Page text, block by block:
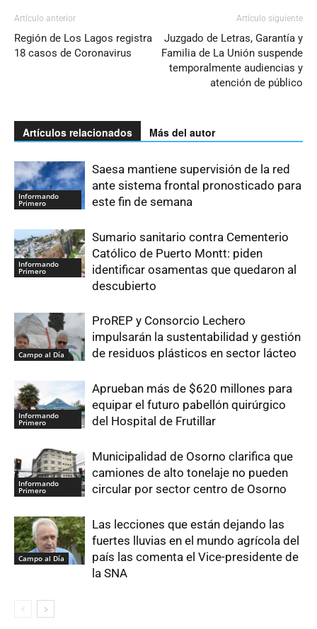
Artículo anterior
Región de Los Lagos registra
18 casos de Coronavirus
Artículo siguiente
Juzgado de Letras, Garantía y
Familia de La Unión suspende
temporalmente audiencias y
atención de público
Artículos relacionados Más del autor
Informando
Primero
Saesa mantiene supervisión de la red
ante sistema frontal pronosticado para
este fin de semana
Informando
Primero
Sumario sanitario contra Cementerio
Católico de Puerto Montt: piden
identificar osamentas que quedaron al
descubierto
Campo al Día
ProREP y Consorcio Lechero
impulsarán la sustentabilidad y gestión
de residuos plásticos en sector lácteo
Informando
Primero
Aprueban más de $620 millones para
equipar el futuro pabellón quirúrgico
del Hospital de Frutillar
Informando
Primero
Municipalidad de Osorno clarifica que
camiones de alto tonelaje no pueden
circular por sector centro de Osorno
Campo al Día
Las lecciones que están dejando las
fuertes lluvias en el mundo agrícola del
país las comenta el Vice-presidente de
la SNA